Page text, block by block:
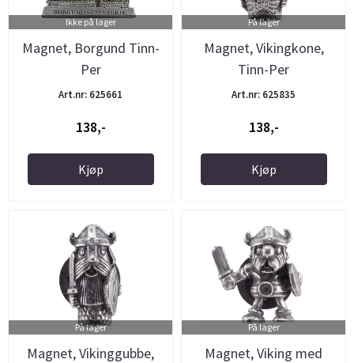
Ikke på lager
Magnet, Borgund Tinn-
Per
Art.nr: 625661
138,-
Kjøp
På lager
Magnet, Vikingkone,
Tinn-Per
Art.nr: 625835
138,-
Kjøp
På lager
Magnet, Vikinggubbe,
På lager
Magnet, Viking med